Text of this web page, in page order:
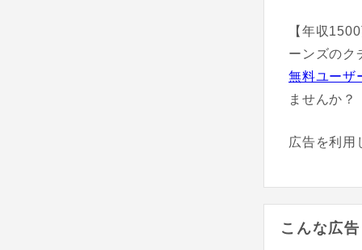
【年収
ーンズのク
無料ユーザ
ませんか？
広告を利用
こんな広